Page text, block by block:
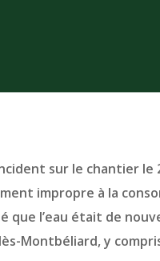
sur le chantier le
impropre à la
que l’eau était de
Montbéliard, y